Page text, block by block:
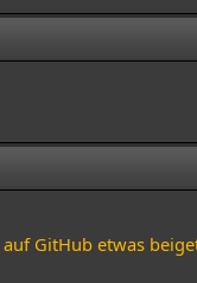
auf GitHub etwas